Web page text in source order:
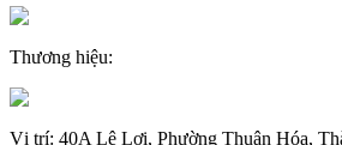
Thương hiệu:
Vị trí: 40A Lê Lợi, Phường Thuận Hóa,